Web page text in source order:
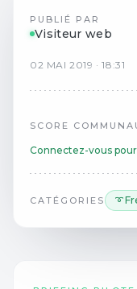
PUBLIÉ PAR
Visiteur web
02 MAI 2019 ·18:31
SCORE
Connectez-vous
CATÉGORIES ➰